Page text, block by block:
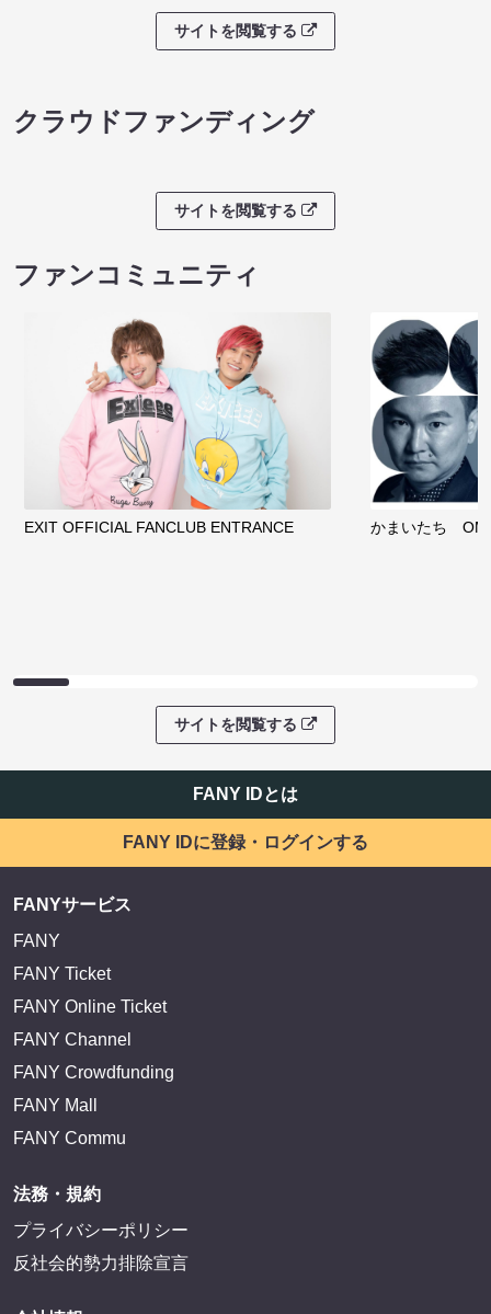
サイトを閲覧する
クラウドファンディング
サイトを閲覧する
ファンコミュニティ
EXIT OFFICIAL FANCLUB ENTRANCE かまいたち
サイトを閲覧する
FANY IDとは
FANY IDに登録・ログインする
FANYサービス
FANY
FANY Ticket
FANY Online Ticket
FANY Channel
FANY Crowdfunding
FANY Mall
FANY Commu
法務・規約
プライバシーポリシー
反社会的勢力排除宣言